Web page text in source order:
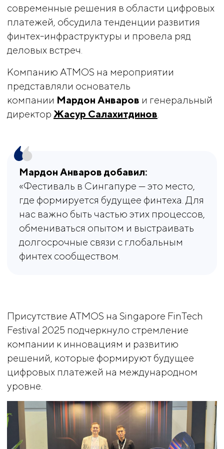
современные решения в области цифровых
платежей, обсудила тенденции развития
финтех-инфраструктуры и провела ряд
деловых встреч.
Компанию ATMOS на мероприятии
представляли основатель
компании Мардон Анваров и генеральный
директор Жасур Салахитдинов
Мардон Анваров добавил:
«Фестиваль в Сингапуре — это место,
где формируется будущее финтеха. Для
нас важно быть частью этих процессов,
обмениваться опытом и выстраивать
долгосрочные связи с глобальным
финтех сообществом.
Присутствие ATMOS на Singapore FinTech
Festival 2025 подчеркнуло стремление
компании к инновациям и развитию
решений, которые формируют будущее
цифровых платежей на международном
уровне.